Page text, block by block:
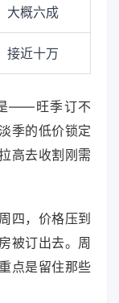
大概六成
接近十万
——旺季订不
季的低价锁定
高去收割刚需
四，价格压到
被订出去。周
点是留住那些